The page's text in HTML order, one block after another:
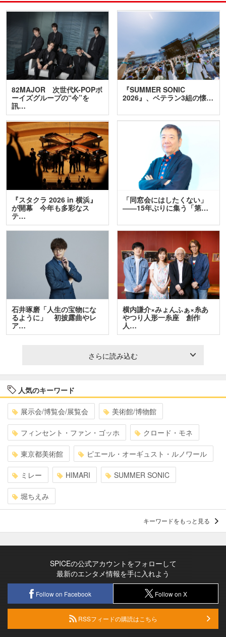
82MAJOR 次世代K-POPボ
ーイズグループの“今”を
訊…
『SUMMER SONIC
2026』、ベテラン3組の懐…
『スタクラ 2026 in 横浜』
が開幕 今年も多彩なス
テ…
「同窓会にはしたくない」
――15年ぶりに集う「第…
石井琢磨「人生の宝物にな
るように」 初披露曲やレ
ア…
横内謙介×みょんふぁ×糸あ
やつり人形一糸座 創作
人…
さらに読み込む
人気のキーワード
展示会/博覧会/展覧会 美術館/博物館
フィンセント・ファン・ゴッホ クロード・モネ
東京都美術館 ピエール・オーギュスト・ルノワール
ミレー HIMARI SUMMER SONIC
堀ちえみ
キーワードをもっと見る
SPICEの公式アカウントをフォローして
最新のエンタメ情報を手に入れよう
Follow on Facebook Follow on X
RSSフィードの購読はこちら